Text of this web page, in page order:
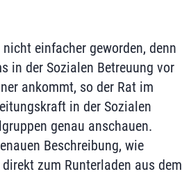
einfacher geworden, denn
in der Sozialen Betreuung vor
ankommt, so der Rat im
in der Sozialen
genau anschauen.
Beschreibung, wie
zum Runterladen aus dem